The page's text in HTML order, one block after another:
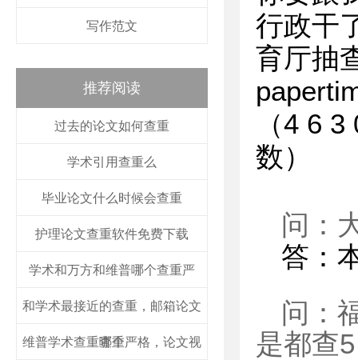
写作范文
推荐阅读
过去的论文如何查重
学术引用查重么
毕业论文什么时候会查重
护理论文查重软件免费下载
学术和万方和维普哪个查重严
和学术最接近的查重，邮箱论文
查重
维普学术查重哪个严格，论文视
行政干
育厅抽
（4 6
数）
问：
答：
问：
是都查5